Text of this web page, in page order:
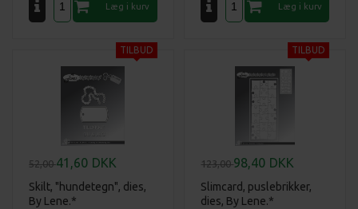
52,0041,60 DKK
Skilt, "hundetegn", dies,
By Lene.*
123,0098,40 DKK
Slimcard, puslebrikker,
dies, By Lene.*